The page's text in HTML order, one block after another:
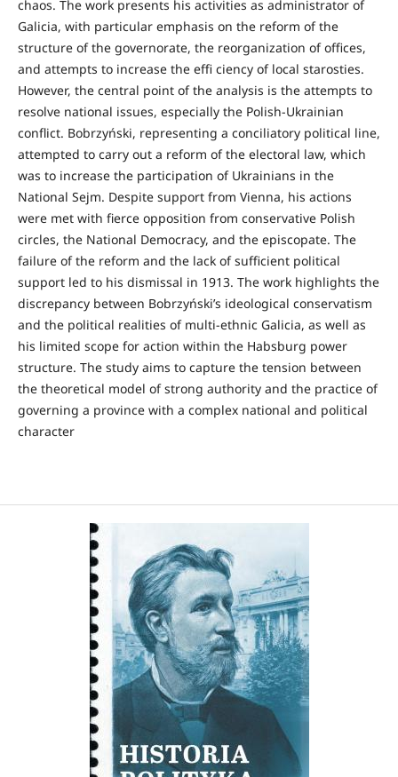
chaos. The work presents his activities as administrator of
Galicia, with particular emphasis on the reform of the
structure of the governorate, the reorganization of offices,
and attempts to increase the effi ciency of local starosties.
However, the central point of the analysis is the attempts to
resolve national issues, especially the Polish-Ukrainian
conflict. Bobrzyński, representing a conciliatory political line,
attempted to carry out a reform of the electoral law, which
was to increase the participation of Ukrainians in the
National Sejm. Despite support from Vienna, his actions
were met with fierce opposition from conservative Polish
circles, the National Democracy, and the episcopate. The
failure of the reform and the lack of sufficient political
support led to his dismissal in 1913. The work highlights the
discrepancy between Bobrzyński’s ideological conservatism
and the political realities of multi-ethnic Galicia, as well as
his limited scope for action within the Habsburg power
structure. The study aims to capture the tension between
the theoretical model of strong authority and the practice of
governing a province with a complex national and political
character